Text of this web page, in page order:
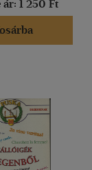
ár: 1 250 Ft